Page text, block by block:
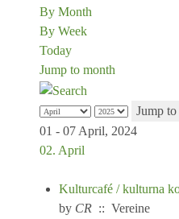
By Month
By Week
Today
Jump to month
Jump
01 - 07 April, 2024
02. April
Kulturcafé / kulturna
by CR :: Vereine